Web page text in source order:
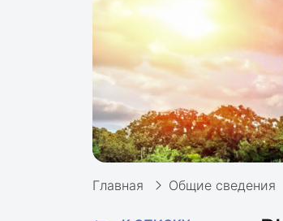
Главная Общие сведения